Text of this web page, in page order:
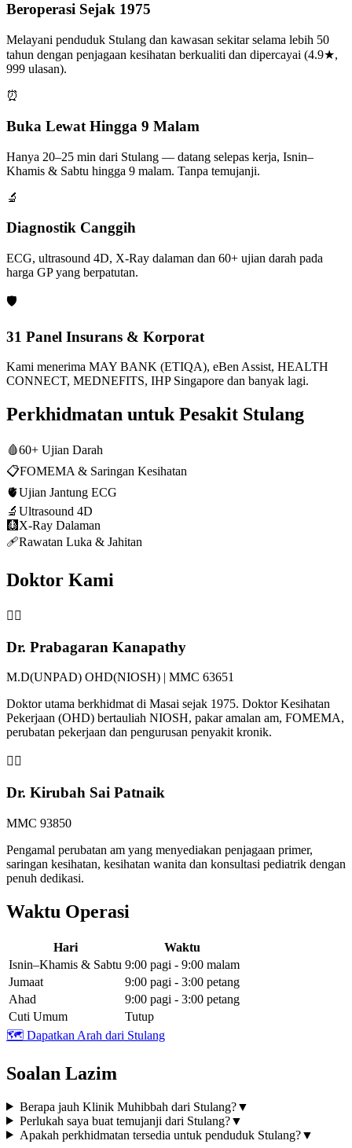
Beroperasi Sejak 1975
Melayani penduduk Stulang dan kawasan sekitar selama lebih 50
tahun dengan penjagaan kesihatan berkualiti dan dipercayai (4.9★,
999 ulasan).
⏰
Buka Lewat Hingga 9 Malam
Hanya 20–25 min dari Stulang — datang selepas kerja, Isnin–
Khamis & Sabtu hingga 9 malam. Tanpa temujanji.
🔬
Diagnostik Canggih
ECG, ultrasound 4D, X-Ray dalaman dan 60+ ujian darah pada
harga GP yang berpatutan.
🛡️
31 Panel Insurans & Korporat
Kami menerima MAY BANK (ETIQA), eBen Assist, HEALTH
CONNECT, MEDNEFITS, IHP Singapore dan banyak lagi.
Perkhidmatan untuk Pesakit Stulang
🩸60+ Ujian Darah
📋FOMEMA & Saringan Kesihatan
🫀Ujian Jantung ECG
🔬 Ultrasound 4D
🩻 X-Ray Dalaman
🩹Rawatan Luka & Jahitan
Doktor Kami
👨‍⚕️
Dr. Prabagaran Kanapathy
M.D(UNPAD) OHD(NIOSH) | MMC 63651
Doktor utama berkhidmat di Masai sejak 1975. Doktor Kesihatan
Pekerjaan (OHD) bertauliah NIOSH, pakar amalan am, FOMEMA,
perubatan pekerjaan dan pengurusan penyakit kronik.
👩‍⚕️
Dr. Kirubah Sai Patnaik
MMC 93850
Pengamal perubatan am yang menyediakan penjagaan primer,
saringan kesihatan, kesihatan wanita dan konsultasi pediatrik dengan
penuh dedikasi.
Waktu Operasi
Hari
Waktu
Isnin–Khamis & Sabtu 9:00 pagi - 9:00 malam
Jumaat
9:00 pagi - 3:00 petang
Ahad
9:00 pagi - 3:00 petang
Cuti Umum
Tutup
🗺️ Dapatkan Arah dari Stulang
Soalan Lazim
Berapa jauh Klinik Muhibbah dari Stulang?▼
Perlukah saya buat temujanji dari Stulang?▼
Apakah perkhidmatan tersedia untuk penduduk Stulang?▼